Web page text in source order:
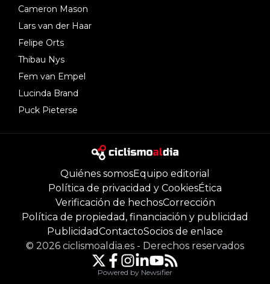
Cameron Mason
Lars van der Haar
Felipe Orts
Thibau Nys
Fem van Empel
Lucinda Brand
Puck Pieterse
Quiénes somosEquipo editorial
Política de privacidad y CookiesÉtica
Verificación de hechosCorrección
Política de propiedad, financiación y publicidad
PublicidadContactoSocios de enlace
© 2026 ciclismoaldia.es - Derechos reservados
Powered by Newsifier